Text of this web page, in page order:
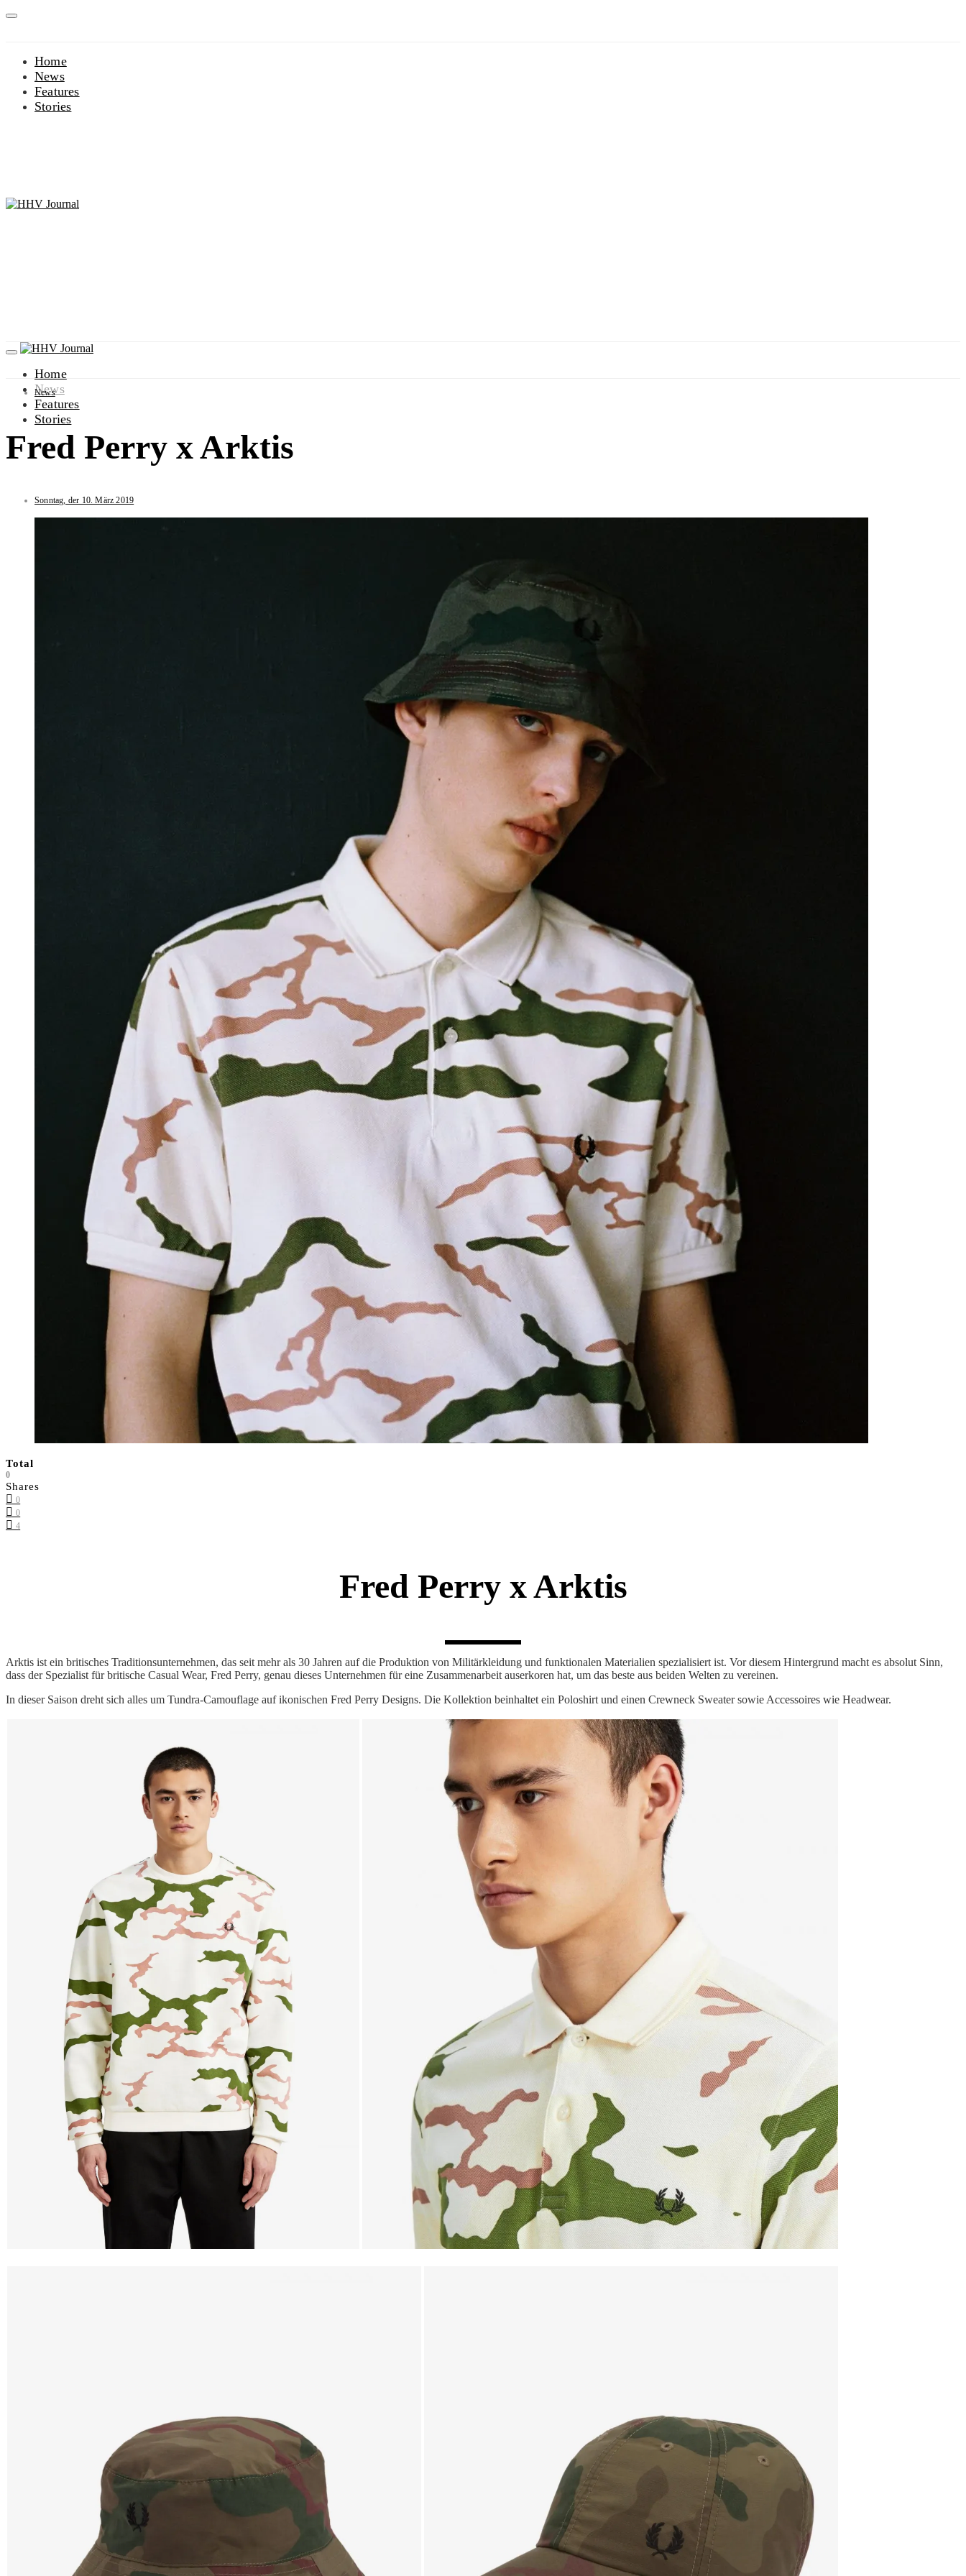
Home
News
Features
Stories
Home
News
Features
Stories
News
Fred Perry x Arktis
Sonntag, der 10. März 2019
Total
0
Shares
0
0
4
Fred Perry x Arktis
Arktis ist ein britisches Traditionsunternehmen, das seit mehr als 30 Jahren auf die Produktion von Militärkleidung und funktionalen Materialien spezialisiert ist. Vor diesem Hintergrund macht es absolut Sinn,
dass der Spezialist für britische Casual Wear, Fred Perry, genau dieses Unternehmen für eine Zusammenarbeit auserkoren hat, um das beste aus beiden Welten zu vereinen.
In dieser Saison dreht sich alles um Tundra-Camouflage auf ikonischen Fred Perry Designs. Die Kollektion beinhaltet ein Poloshirt und einen Crewneck Sweater sowie Accessoires wie Headwear.